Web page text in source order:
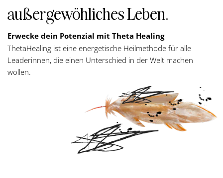
außergewöhliches Leben.
Erwecke dein Potenzial mit Theta Healing
ThetaHealing ist eine energetische Heilmethode für alle
Leaderinnen, die einen Unterschied in der Welt machen
wollen.